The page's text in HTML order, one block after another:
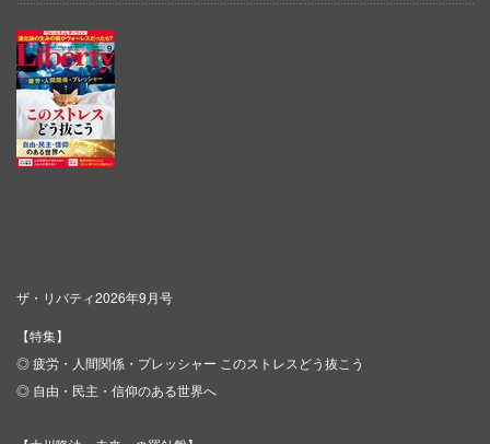
ザ・リバティ2026年9月号
【特集】
◎ 疲労・人間関係・プレッシャー このストレスどう抜こう
◎ 自由・民主・信仰のある世界へ